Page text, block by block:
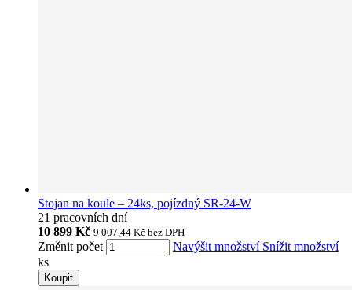
Stojan na koule – 24ks, pojízdný SR-24-W
21 pracovních dní
10 899 Kč 9 007,44 Kč bez DPH
Změnit počet Navýšit množství Snížit množství
ks
Koupit